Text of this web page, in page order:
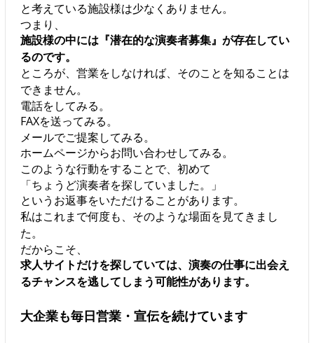
と考えている施設様は少なくありません。
つまり、
施設様の中には『潜在的な演奏者募集』が存在してい
るのです。
ところが、営業をしなければ、そのことを知ることは
できません。
電話をしてみる。
FAXを送ってみる。
メールでご提案してみる。
ホームページからお問い合わせしてみる。
このような行動をすることで、初めて
「ちょうど演奏者を探していました。」
というお返事をいただけることがあります。
私はこれまで何度も、そのような場面を見てきまし
た。
だからこそ、
求人サイトだけを探していては、演奏の仕事に出会え
るチャンスを逃してしまう可能性があります。
大企業も毎日営業・宣伝を続けています